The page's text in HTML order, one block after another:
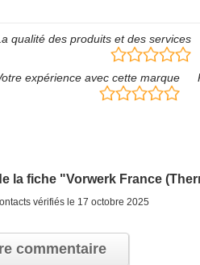
qualité des produits et des services
expérience avec cette marque
la fiche "Vorwerk France
vérifiés le 17 octobre 2025
commentaire